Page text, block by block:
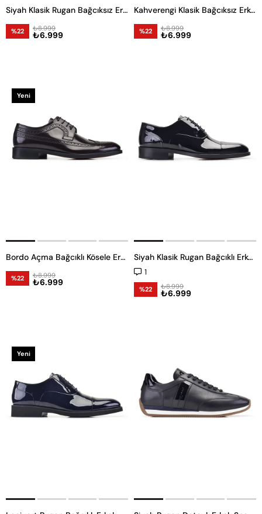
Siyah Klasik Rugan Bağcıksız Erkek Kösele Ayakkabı
%22 ₺6.999
₺8.999
Kahverengi Klasik Bağcıksız Erkek Kösele Ayakkabı
%22 ₺6.999
₺8.999
Bordo Açma Bağcıklı Kösele Erkek Ayakkabı
%22 ₺6.999
₺8.999
Yeni
Siyah Klasik Rugan Bağcıklı Erkek Oxford Ayakkabı
1
%22 ₺6.999
₺8.999
Yeni